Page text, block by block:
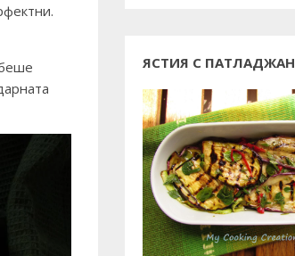
ЯСТИЯ С ПАТЛАДЖАН